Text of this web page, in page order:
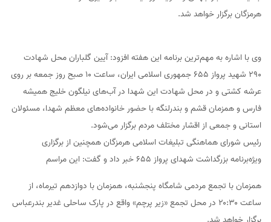
هرمزگان برگزار خواهد شد.
وی با اشاره به مهم‌ترین برنامه این هفته افزود: آیین گلباران محل شهادت
۲۹۰ شهید پرواز ۶۵۵ جمهوری اسلامی ایران، ساعت ۱۰ صبح روز جمعه بر روی
عرشه کشتی و در محل شهادت این شهدا در آب‌های نیلگون خلیج همیشه
فارس و همزمان قشم و بندرلنگه با حضور خانواده‌های معظم شهدا، مسئولان
استانی و جمعی از اقشار مختلف مردم برگزار می‌شود.
رئیس شورای هماهنگی تبلیغات اسلامی هرمزگان همچنین از برگزاری
ویژه‌برنامه بزرگداشت شهدای پرواز ۶۵۵ خبر داد و گفت: این مراسم
همزمان با تجمع مردمی شامگاه پنجشنبه، همزمان با دوازدهم تیرماه، از
ساعت ۲۰:۳۰ در محل تجمع «زیر پرچم» واقع در پارک ساحلی غدیر بندرعباس